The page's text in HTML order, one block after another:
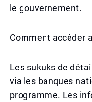
le gouvernement.
Comment accéder
Les sukuks de
via les banques
programme. Les